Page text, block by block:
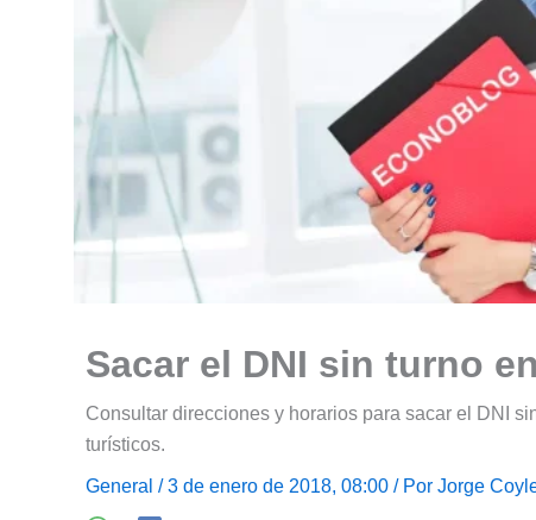
Sacar el DNI sin turno
Consultar direcciones y horarios para sacar el DNI
turísticos.
General / 3 de enero de 2018, 08:00 / Por Jorge